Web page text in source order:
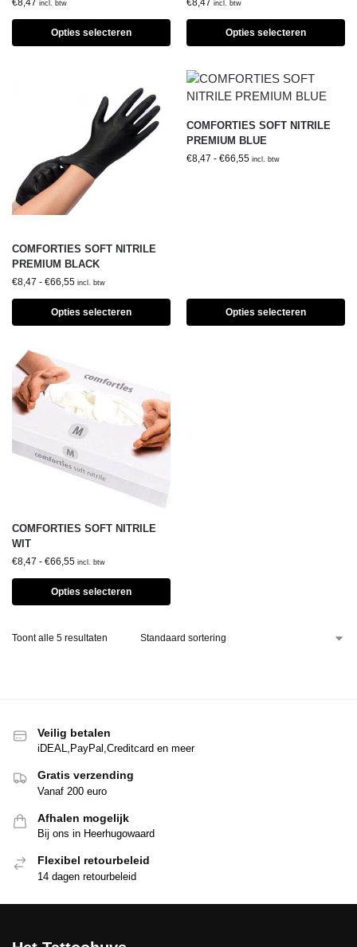
€8,47 incl. btw
Opties selecteren
€8,47 incl. btw
Opties selecteren
COMFORTIES SOFT NITRILE
PREMIUM BLACK
€8,47 - €66,55 incl. btw
Opties selecteren
COMFORTIES SOFT NITRILE
PREMIUM BLUE
€8,47 - €66,55 incl. btw
Opties selecteren
COMFORTIES SOFT NITRILE
WIT
€8,47 - €66,55 incl. btw
Opties selecteren
Toont alle 5 resultaten
Veilig betalen
iDEAL,PayPal,Creditcard en meer
Gratis verzending
Vanaf 200 euro
Afhalen mogelijk
Bij ons in Heerhugowaard
Flexibel retourbeleid
14 dagen retourbeleid